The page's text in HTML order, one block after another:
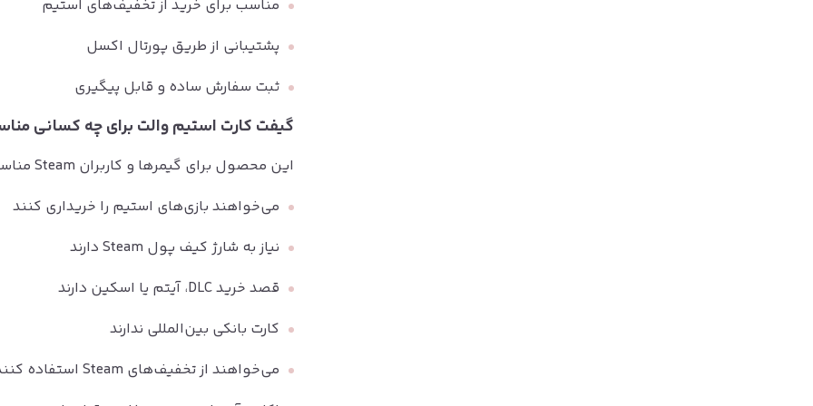
مناسب برای خرید از تخفیف‌های استیم
پشتیبانی از طریق پورتال اکسل
ثبت سفارش ساده و قابل پیگیری
گیفت کارت استیم والت برای چه کسانی
این محصول برای گیمرها و کاربران Steam مناسب است که:
می‌خواهند بازی‌های استیم را خریداری کنند
نیاز به شارژ کیف پول Steam دارند
قصد خرید DLC، آیتم یا اسکین دارند
کارت بانکی بین‌المللی ندارند
می‌خواهند از تخفیف‌های Steam استفاده کنند